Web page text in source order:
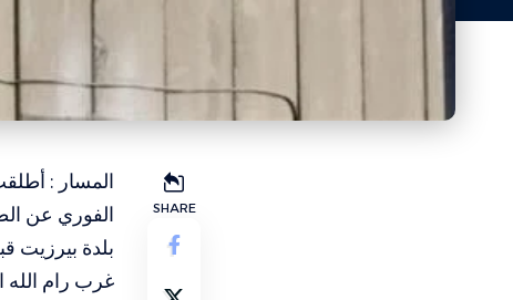
SHARE
المسار :
الفوري عن
بلدة بيرزيت
غرب رام الله